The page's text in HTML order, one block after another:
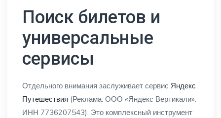
Поиск билетов и
универсальные
сервисы
Отдельного внимания заслуживает сервис Яндекс
Путешествия (Реклама. ООО «Яндекс Вертикали».
ИНН 7736207543). Это комплексный инструмент